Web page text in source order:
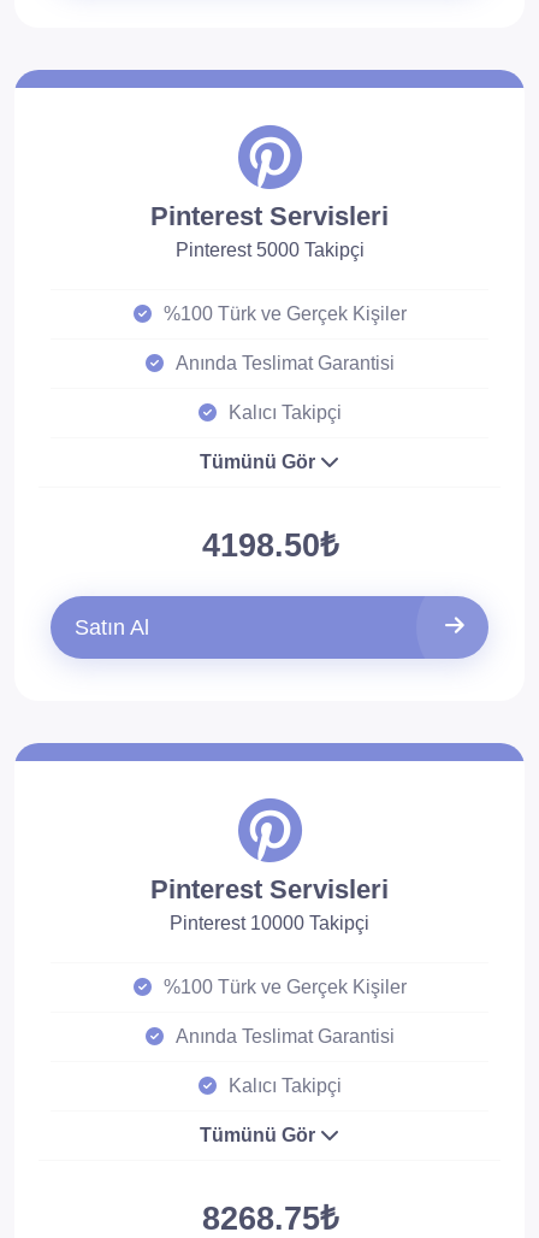
Pinterest Servisleri
Pinterest 5000 Takipçi
%100 Türk ve Gerçek Kişiler
Anında Teslimat Garantisi
Kalıcı Takipçi
Tümünü Gör
4198.50₺
Satın Al
Pinterest Servisleri
Pinterest 10000 Takipçi
%100 Türk ve Gerçek Kişiler
Anında Teslimat Garantisi
Kalıcı Takipçi
Tümünü Gör
8268.75₺